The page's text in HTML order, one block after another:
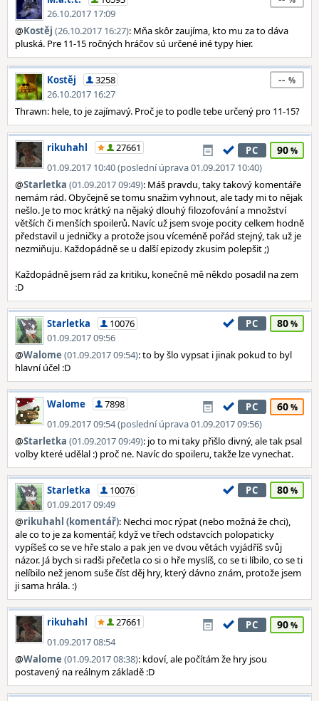
26.10.2017 17:09
@Kostěj (26.10.2017 16:27): Mňa skôr zaujíma, kto mu za to dáva
pluská. Pre 11-15 ročných hráčov sú určené iné typy hier.
Kostěj
3258
26.10.2017 16:27
--
Thrawn: hele, to je zajímavý. Proč je to podle tebe určený pro 11-15?
rikuhahl
27661
01.09.2017 10:40 (poslední úprava 01.09.2017 10:40)
PC 90
@Starletka (01.09.2017 09:49): Máš pravdu, taky takový komentáře
nemám rád. Obyčejně se tomu snažim vyhnout, ale tady mi to nějak
nešlo. Je to moc krátký na nějaký dlouhý filozofování a množství
větších či menších spoilerů. Navíc už jsem svoje pocity celkem hodně
představil u jedničky a protože jsou víceméně pořád stejný, tak už je
nezmiňuju. Každopádně se u další epizody zkusim polepšit ;)
Každopádně jsem rád za kritiku, konečně mě někdo posadil na zem
:D
Starletka
10076
01.09.2017 09:56
PC 80
@Walome (01.09.2017 09:54): to by šlo vypsat i jinak pokud to byl
hlavní účel :D
Walome
7898
01.09.2017 09:54 (poslední úprava 01.09.2017 09:56)
PC 60
@Starletka (01.09.2017 09:49): jo to mi taky přišlo divný, ale tak psal
volby které udělal :) proč ne. Navíc do spoileru, takže lze vynechat.
Starletka
10076
01.09.2017 09:49
PC 80
@rikuhahl (komentář): Nechci moc rýpat (nebo možná že chci),
ale co to je za komentář, když ve třech odstavcích polopaticky
vypíšeš co se ve hře stalo a pak jen ve dvou větách vyjádříš svůj
názor. Já bych si radši přečetla co si o hře myslíš, co se ti líbilo, co se ti
nelíbilo než jenom suše číst děj hry, který dávno znám, protože jsem
ji sama hrála. :)
rikuhahl
27661
01.09.2017 08:54
PC 90
@Walome (01.09.2017 08:38): kdoví, ale počítám že hry jsou
postavený na reálnym základě :D